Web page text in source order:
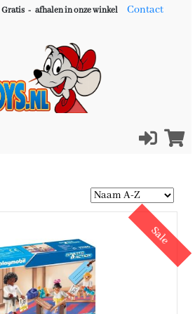
Gratis - afhalen in onze winkel Contact
Sale